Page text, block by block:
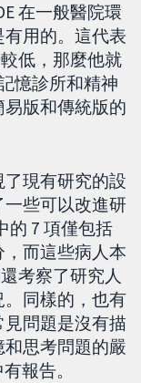
在一般醫院環
用的。這代表
低，那麼他就
憶診所和精神
版和傳統版的
現有研究的設
些可以改進研
的 7 項僅包括
而這些病人本
考察了研究人
同樣的，也有
問題是沒有描
思考問題的嚴
報告。